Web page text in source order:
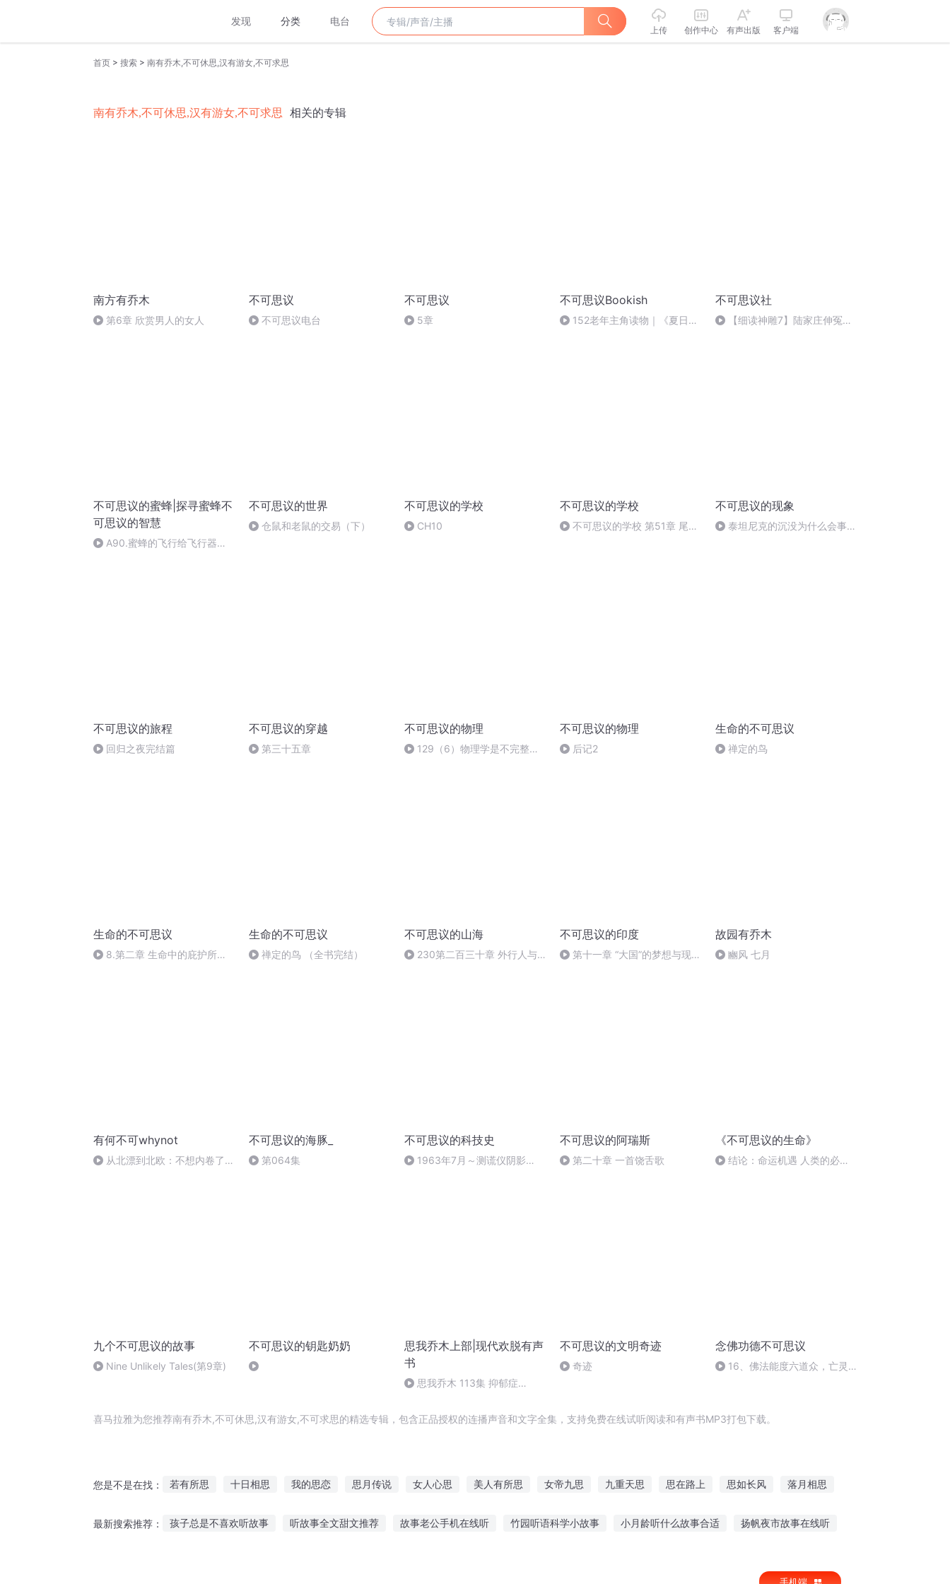
发现 分类 电台
上传 创作中心 有声出版 客户端
首页 > 搜索 > 南有乔木,不可休思,汉有游女,不可求思
南有乔木,不可休思,汉有游女,不可求思 相关的专辑
南方有乔木
第6章 欣赏男人的女人
不可思议
不可思议电台
不可思议
5章
不可思议Bookish
152老年主角读物｜《夏日
不可思议社
【细读神雕7】陆家庄伸冤三
不可思议的蜜蜂|探寻蜜蜂不
可思议的智慧
A90.蜜蜂的飞行给飞行器的
不可思议的世界
仓鼠和老鼠的交易（下）
不可思议的学校
CH10
不可思议的学校
不可思议的学校 第51章 尾声
不可思议的现象
泰坦尼克的沉没为什么会事先
不可思议的旅程
回归之夜完结篇
不可思议的穿越
第三十五章
不可思议的物理
129（6）物理学是不完整的
不可思议的物理
后记2
生命的不可思议
禅定的鸟
生命的不可思议
8.第二章 生命中的庇护所
生命的不可思议
禅定的鸟 （全书完结）
不可思议的山海
230第二百三十章 外行人与
不可思议的印度
第十一章 “大国”的梦想与现实
故园有乔木
豳风 七月
有何不可whynot
从北漂到北欧：不想内卷了，
不可思议的海豚_
第064集
不可思议的科技史
1963年7月～测谎仪阴影
不可思议的阿瑞斯
第二十章 一首饶舌歌
《不可思议的生命》
结论：命运机遇 人类的必然
九个不可思议的故事
Nine Unlikely Tales(第9章)
不可思议的钥匙奶奶
思我乔木上部|现代欢脱有声
书
思我乔木 113集 抑郁症
不可思议的文明奇迹
奇迹
念佛功德不可思议
16、佛法能度六道众，亡灵
喜马拉雅为您推荐南有乔木,不可休思,汉有游女,不可求思的精选专辑，包含正品授权的连播声音和文字全集，支持免费在线试听阅读和有声书MP3打包下载。
您是不是在找： 若有所思 十日相思 我的思恋 思月传说 女人心思 美人有所思 女帝九思 九重天思 思在路上 思如长风 落月相思
最新搜索推荐： 孩子总是不喜欢听故事 听故事全文甜文推荐 故事老公手机在线听 竹园听语科学小故事 小月龄听什么故事合适 扬帆夜市故事在线听